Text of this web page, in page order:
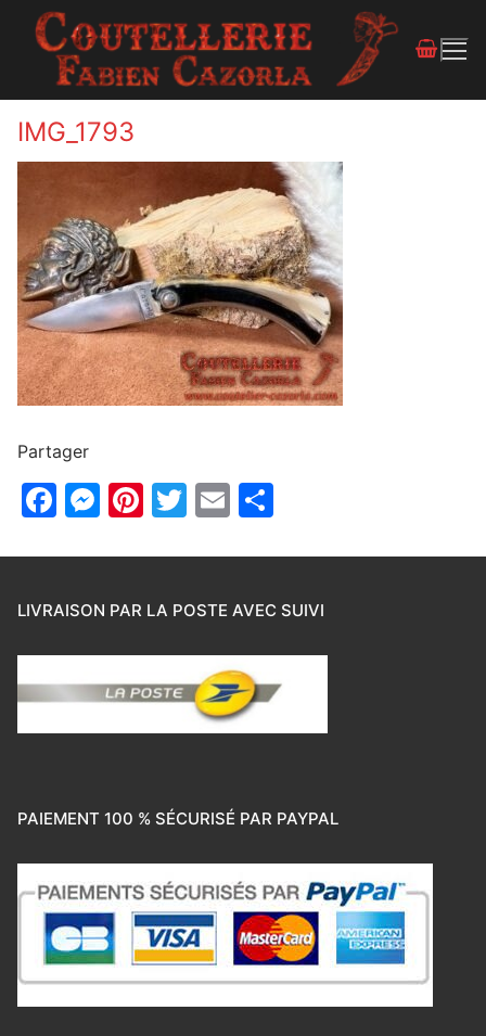
IMG_1793
Partager
Facebook
Messenger
Pinterest
Twitter
Email
LIVRAISON PAR LA POSTE AVEC SUIVI
PAIEMENT 100 % SÉCURISÉ PAR PAYPAL